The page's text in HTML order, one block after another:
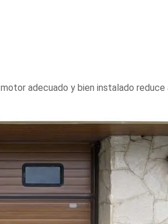
adecuado y bien instalado reduce